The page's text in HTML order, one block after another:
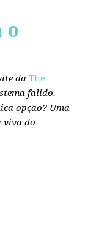
o
daThe
falido,
opção? Uma
viva do